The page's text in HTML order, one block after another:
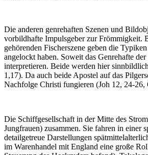
Die anderen genrehaften Szenen und
vorbildhafte Impulsgeber zur Frömmigkeit.
gehörenden Fischerszene geben die
angelockt haben. Soweit das Genrehafte
interpretieren. Beide werden hier
1,17). Da auch beide Apostel auf das
Nachfolge Christi fungieren (Joh 12, 24-
Die Schiffgesellschaft in der Mitte des
Jungfrauen) zusammen. Sie fahren in
detailgetreue Darstellungen
im Warenhandel mit England eine große